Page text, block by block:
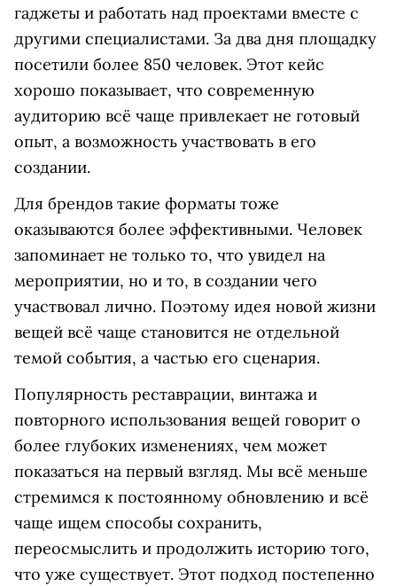
гаджеты и работать над проектами вместе с
другими специалистами. За два дня площадку
посетили более 850 человек. Этот кейс
хорошо показывает, что современную
аудиторию всё чаще привлекает не готовый
опыт, а возможность участвовать в его
создании.
Для брендов такие форматы тоже
оказываются более эффективными. Человек
запоминает не только то, что увидел на
мероприятии, но и то, в создании чего
участвовал лично. Поэтому идея новой жизни
вещей всё чаще становится не отдельной
темой события, а частью его сценария.
Популярность реставрации, винтажа и
повторного использования вещей говорит о
более глубоких изменениях, чем может
показаться на первый взгляд. Мы всё меньше
стремимся к постоянному обновлению и всё
чаще ищем способы сохранить,
переосмыслить и продолжить историю того,
что уже существует. Этот подход постепенно